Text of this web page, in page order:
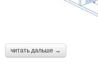
читать дальше →